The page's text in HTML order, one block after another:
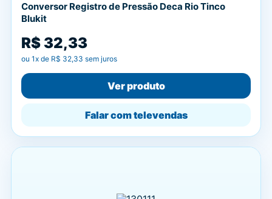
Conversor Registro de Pressão Deca Rio Tinco
Blukit
R$ 32,33
ou 1x de R$ 32,33 sem juros
Ver produto
Falar com televendas